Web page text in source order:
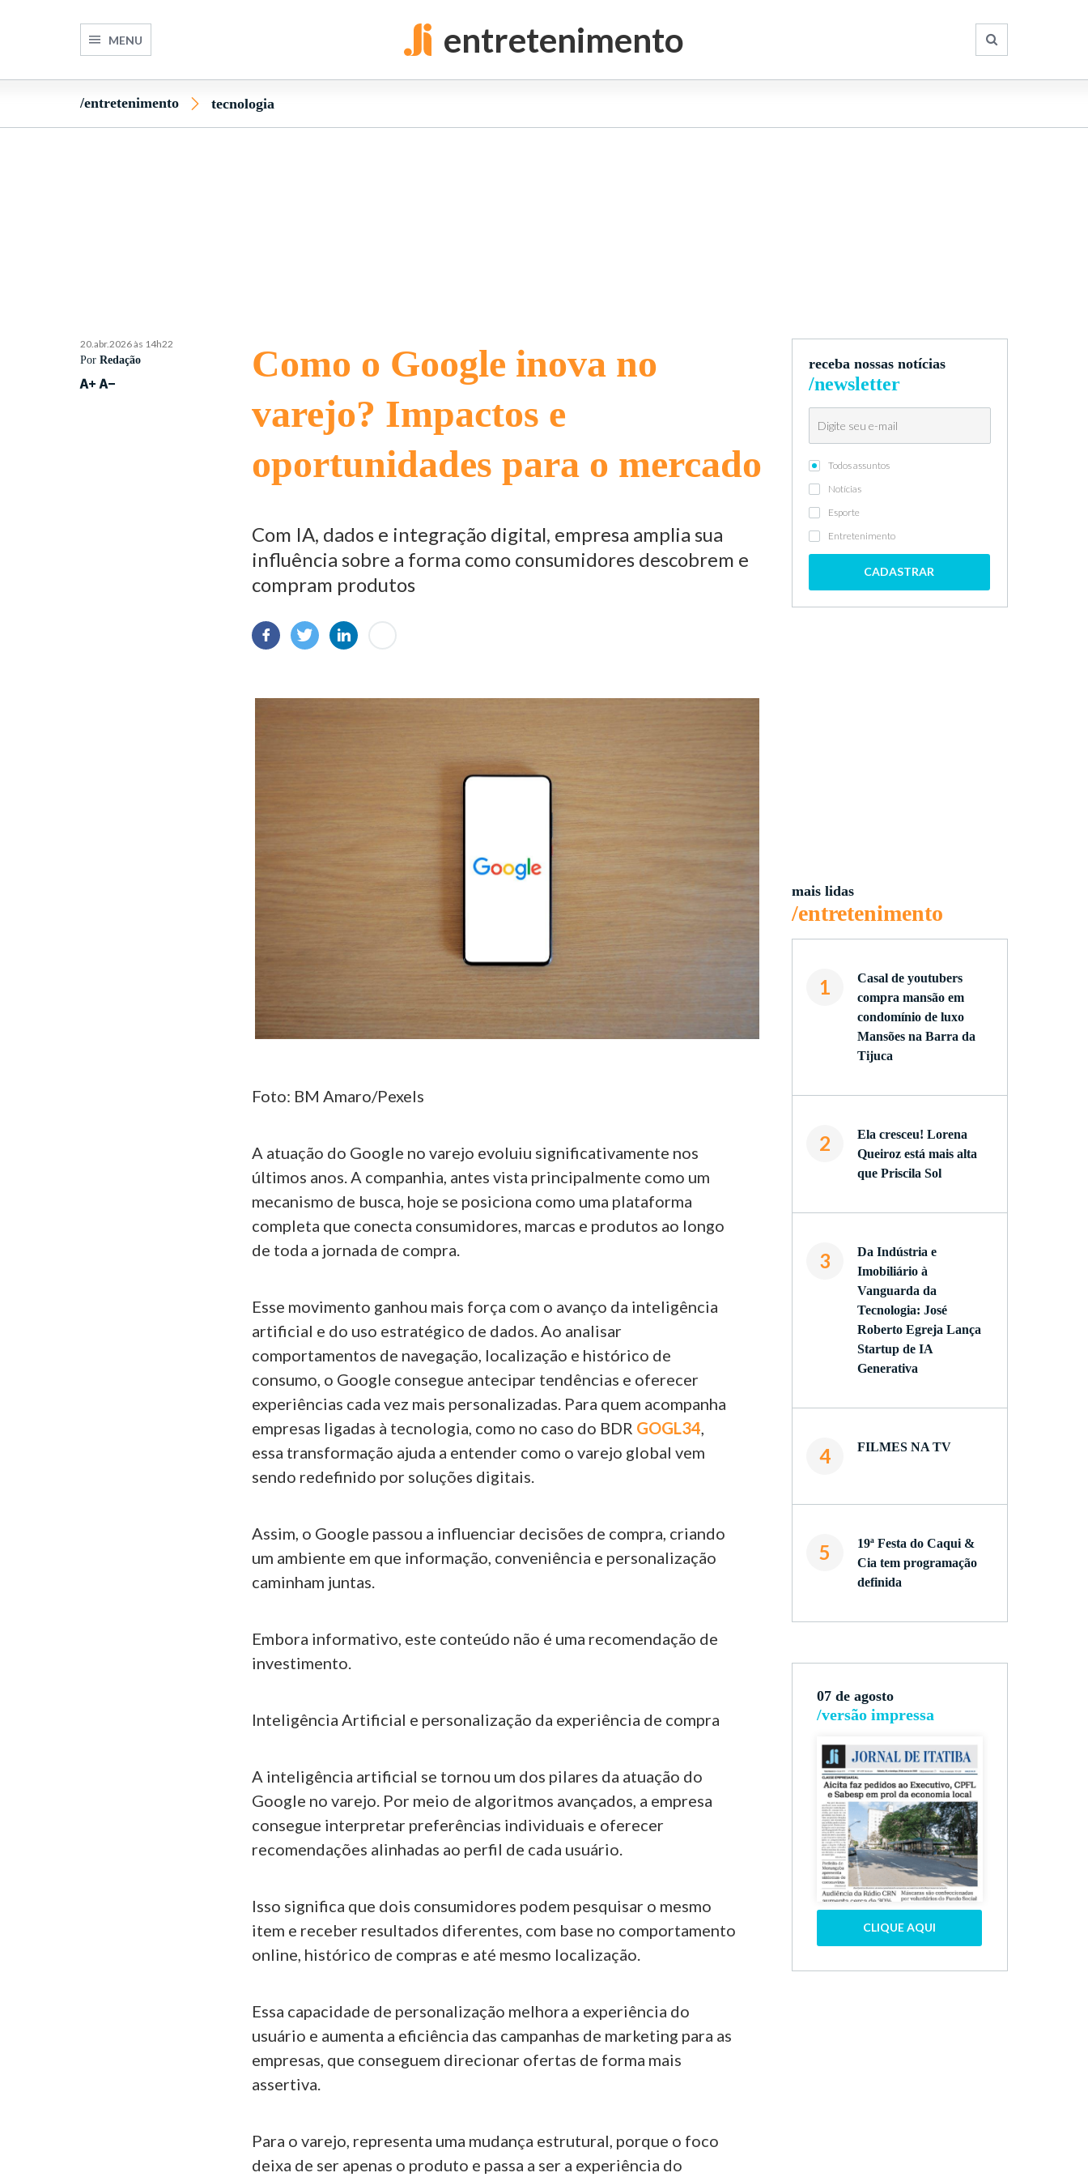
MENU entretenimento
/entretenimento tecnologia
20.abr.2026 às 14h22
PorRedação
Como o Google inova no
varejo? Impactos e
oportunidades para o mercado
Com IA, dados e integração digital, empresa amplia sua
influência sobre a forma como consumidores descobrem e
compram produtos
Foto: BM Amaro/Pexels
A atuação do Google no varejo evoluiu significativamente nos
últimos anos. A companhia, antes vista principalmente como um
mecanismo de busca, hoje se posiciona como uma plataforma
completa que conecta consumidores, marcas e produtos ao longo
de toda a jornada de compra.
Esse movimento ganhou mais força com o avanço da inteligência
artificial e do uso estratégico de dados. Ao analisar
comportamentos de navegação, localização e histórico de
consumo, o Google consegue antecipar tendências e oferecer
experiências cada vez mais personalizadas. Para quem acompanha
empresas ligadas à tecnologia, como no caso do BDR GOGL34,
essa transformação ajuda a entender como o varejo global vem
sendo redefinido por soluções digitais.
Assim, o Google passou a influenciar decisões de compra, criando
um ambiente em que informação, conveniência e personalização
caminham juntas.
Embora informativo, este conteúdo não é uma recomendação de
investimento.
Inteligência Artificial e personalização da experiência de compra
A inteligência artificial se tornou um dos pilares da atuação do
Google no varejo. Por meio de algoritmos avançados, a empresa
consegue interpretar preferências individuais e oferecer
recomendações alinhadas ao perfil de cada usuário.
Isso significa que dois consumidores podem pesquisar o mesmo
item e receber resultados diferentes, com base no comportamento
online, histórico de compras e até mesmo localização.
Essa capacidade de personalização melhora a experiência do
usuário e aumenta a eficiência das campanhas de marketing para as
empresas, que conseguem direcionar ofertas de forma mais
assertiva.
Para o varejo, representa uma mudança estrutural, porque o foco
deixa de ser apenas o produto e passa a ser a experiência do
receba nossas notícias
/newsletter
Todos assuntos
Notícias
Esporte
Entretenimento
CADASTRAR
mais lidas
/entretenimento
1
Casal de youtubers
compra mansão em
condomínio de luxo
Mansões na Barra da
Tijuca
2
Ela cresceu! Lorena
Queiroz está mais alta
que Priscila Sol
3
Da Indústria e
Imobiliário à
Vanguarda da
Tecnologia: José
Roberto Egreja Lança
Startup de IA
Generativa
4 FILMES NA TV
5
19ª Festa do Caqui &
Cia tem programação
definida
07 de agosto
/versão impressa
CLIQUE AQUI